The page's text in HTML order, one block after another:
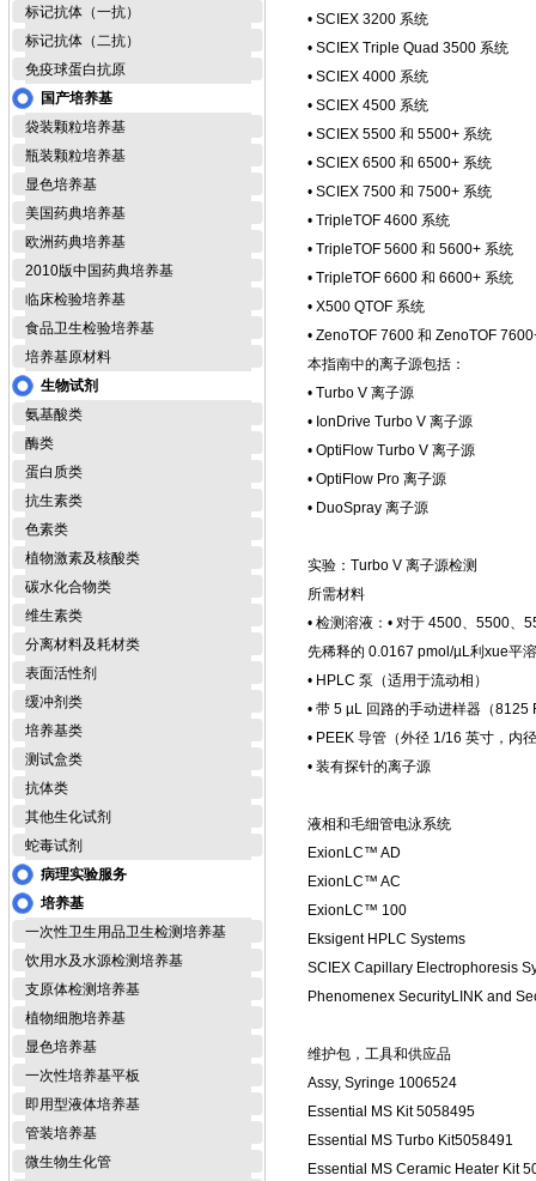
标记抗体（一抗）
标记抗体（二抗）
免疫球蛋白抗原
国产培养基
袋装颗粒培养基
瓶装颗粒培养基
显色培养基
美国药典培养基
欧洲药典培养基
2010版中国药典培养基
临床检验培养基
食品卫生检验培养基
培养基原材料
生物试剂
氨基酸类
酶类
蛋白质类
抗生素类
色素类
植物激素及核酸类
碳水化合物类
维生素类
分离材料及耗材类
表面活性剂
缓冲剂类
培养基类
测试盒类
抗体类
其他生化试剂
蛇毒试剂
病理实验服务
培养基
一次性卫生用品卫生检测培养基
饮用水及水源检测培养基
支原体检测培养基
植物细胞培养基
显色培养基
一次性培养基平板
即用型液体培养基
管装培养基
微生物生化管
• SCIEX 3200 系统
• SCIEX Triple Quad 3500 系统
• SCIEX 4000 系统
• SCIEX 4500 系统
• SCIEX 5500 和 5500+ 系统
• SCIEX 6500 和 6500+ 系统
• SCIEX 7500 和 7500+ 系统
• TripleTOF 4600 系统
• TripleTOF 5600 和 5600+ 系统
• TripleTOF 6600 和 6600+ 系统
• X500 QTOF 系统
• ZenoTOF 7600 和 ZenoTOF
本指南中的离子源包括：
• Turbo V 离子源
• IonDrive Turbo V 离子源
• OptiFlow Turbo V 离子源
• OptiFlow Pro 离子源
• DuoSpray 离子源
实验：Turbo V 离子源检测
所需材料
• 检测溶液：• 对于 4500、5500
先稀释的 0.0167 pmol/µL利xue平
• HPLC 泵（适用于流动相）
• 带 5 µL 回路的手动进样器（
• PEEK 导管（外径 1/16 英寸，内
• 装有探针的离子源
液相和毛细管电泳系统
ExionLC™ AD
ExionLC™ AC
ExionLC™ 100
Eksigent HPLC Systems
SCIEX Capillary Electrophoresis
Phenomenex SecurityLINK and
维护包，工具和供应品
Assy, Syringe 1006524
Essential MS Kit 5058495
Essential MS Turbo Kit5058491
Essential MS Ceramic Heater Kit